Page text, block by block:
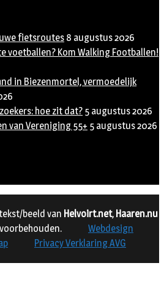
fietsroutes 8 augustus 2026
voetballen? Kom Walking Footballen!
in Biezenmortel, vermoedelijk
hoe zit dat? 5 augustus 2026
van Vereniging 55+ 5 augustus 2026
beeld van Helvoirt.net, Haaren.nu
Webdesign
Privacy Verklaring AVG